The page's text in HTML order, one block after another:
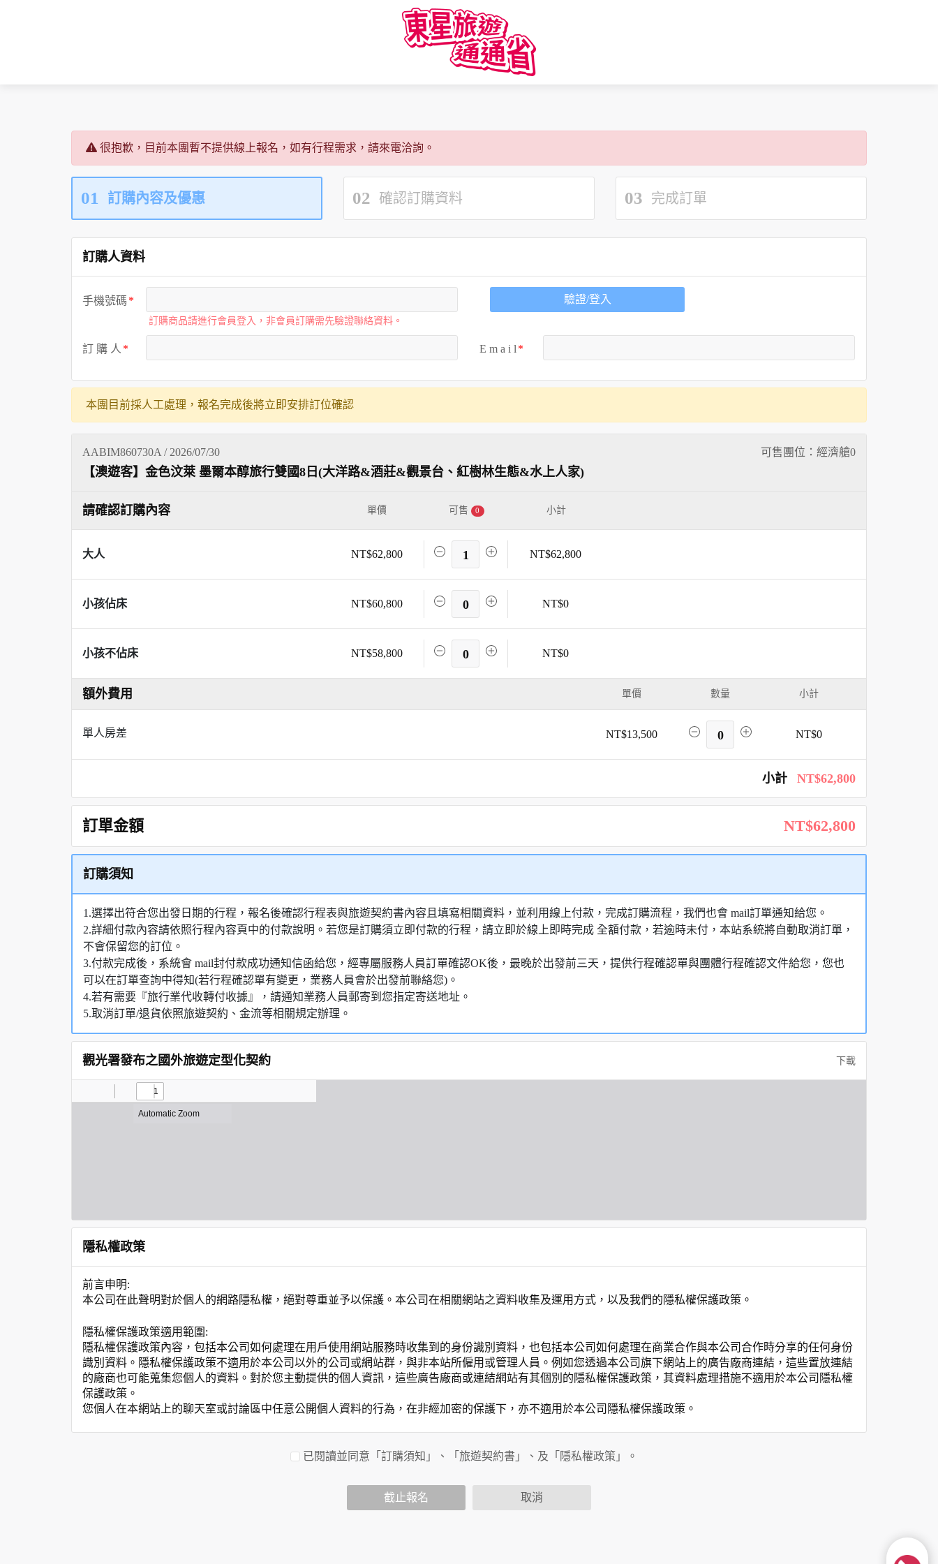
很抱歉，目前本團暫不提供線上報名，如有行程需求，請來電洽詢。
01 訂購內容及優惠 02 確認訂購資料 03 完成訂單
訂購人資料
手機號碼
訂購商品請進行會員登入，非會員訂購需先驗證聯絡資料。
驗證/登入
訂 購 人 E m a i l
本團目前採人工處理，報名完成後將立即安排訂位確認
AABIM860730A / 2026/07/30 可售團位：經濟艙0
【澳遊客】金色汶萊 墨爾本醇旅行雙國8日(大洋路&酒莊&觀景台、紅樹林生態&水上人家)
請確認訂購內容 單價 可售 0 小計
大人 NT$62,800 1 NT$62,800
小孩佔床 NT$60,800 0 NT$0
小孩不佔床 NT$58,800 0 NT$0
額外費用 單價 數量 小計
單人房差 NT$13,500 0 NT$0
小計 NT$62,800
訂單金額 NT$62,800
訂購須知
1.選擇出符合您出發日期的行程，報名後確認行程表與旅遊契約書內容且填寫相關資料，並利用線上付款，完成訂購流程，我們也會 mail訂單通知給您。
2.詳細付款內容請依照行程內容頁中的付款說明。若您是訂購須立即付款的行程，請立即於線上即時完成 全額付款，若逾時未付，本站系統將自動取消訂單，
不會保留您的訂位。
3.付款完成後，系統會 mail封付款成功通知信函給您，經專屬服務人員訂單確認OK後，最晚於出發前三天，提供行程確認單與團體行程確認文件給您，您也
可以在訂單查詢中得知(若行程確認單有變更，業務人員會於出發前聯絡您)。
4.若有需要『旅行業代收轉付收據』，請通知業務人員郵寄到您指定寄送地址。
5.取消訂單/退貨依照旅遊契約、金流等相關規定辦理。
觀光署發布之國外旅遊定型化契約 下載
隱私權政策
前言申明:
本公司在此聲明對於個人的網路隱私權，絕對尊重並予以保護。本公司在相關網站之資料收集及運用方式，以及我們的隱私權保護政策。
隱私權保護政策適用範圍:
隱私權保護政策內容，包括本公司如何處理在用戶使用網站服務時收集到的身份識別資料，也包括本公司如何處理在商業合作與本公司合作時分享的任何身份
識別資料。隱私權保護政策不適用於本公司以外的公司或網站群，與非本站所僱用或管理人員。例如您透過本公司旗下網站上的廣告廠商連結，這些置放連結
的廠商也可能蒐集您個人的資料。對於您主動提供的個人資訊，這些廣告廠商或連結網站有其個別的隱私權保護政策，其資料處理措施不適用於本公司隱私權
保護政策。
您個人在本網站上的聊天室或討論區中任意公開個人資料的行為，在非經加密的保護下，亦不適用於本公司隱私權保護政策。
為了在本網站提供您最佳的互動性服務，可能會請您提供相關個人的資料，其範圍如下：
於一般瀏覽時，伺服器會自行記錄相關行徑，包括您使用連線設備的 IP 位址、使用時間、使用的瀏覽器、瀏覽及點選資料記錄等，做為我們增進網站服務的
已閱讀並同意「訂購須知」、「旅遊契約書」、及「隱私權政策」。
截止報名 取消